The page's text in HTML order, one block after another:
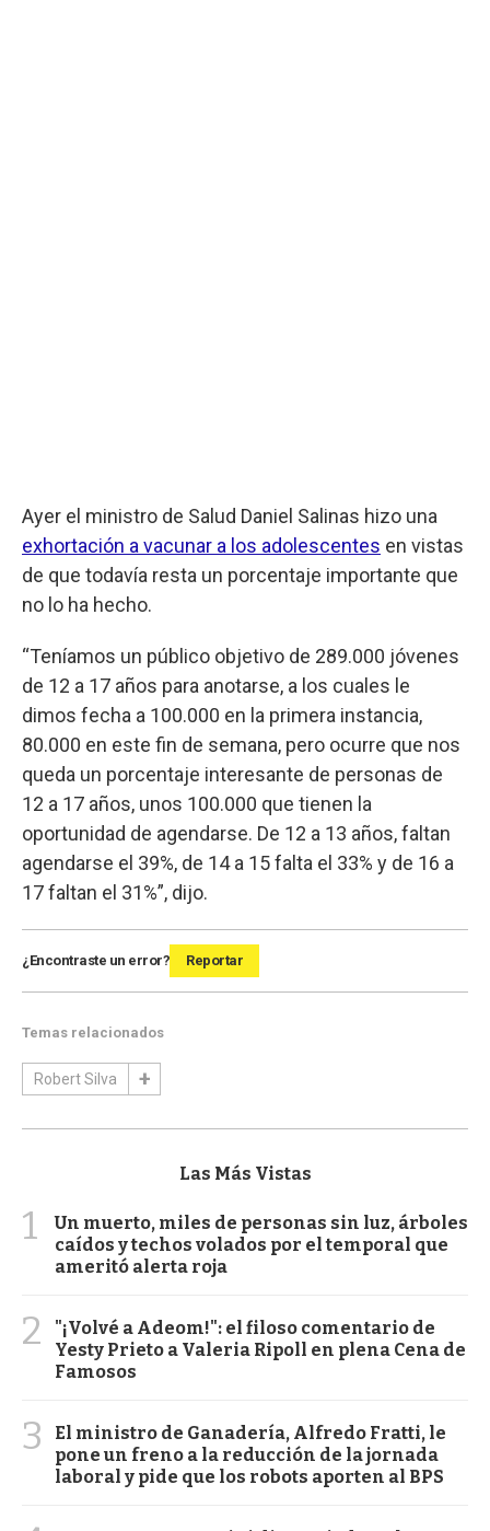
Ayer el ministro de Salud Daniel Salinas hizo una
exhortación a vacunar a los adolescentes en vistas
de que todavía resta un porcentaje importante que
no lo ha hecho.
“Teníamos un público objetivo de 289.000 jóvenes
de 12 a 17 años para anotarse, a los cuales le
dimos fecha a 100.000 en la primera instancia,
80.000 en este fin de semana, pero ocurre que nos
queda un porcentaje interesante de personas de
12 a 17 años, unos 100.000 que tienen la
oportunidad de agendarse. De 12 a 13 años, faltan
agendarse el 39%, de 14 a 15 falta el 33% y de 16 a
17 faltan el 31%”, dijo.
¿Encontraste un error? Reportar
Temas relacionados
Robert Silva
Las Más Vistas
1
Un muerto, miles de personas sin luz, árboles
caídos y techos volados por el temporal que
ameritó alerta roja
2
"¡Volvé a Adeom!": el filoso comentario de
Yesty Prieto a Valeria Ripoll en plena Cena de
Famosos
3
El ministro de Ganadería, Alfredo Fratti, le
pone un freno a la reducción de la jornada
laboral y pide que los robots aporten al BPS